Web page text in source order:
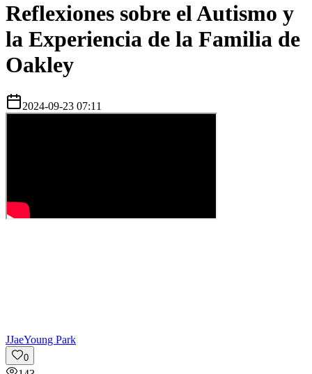
Reflexiones sobre el Autismo y
la Experiencia de la Familia de
Oakley
2024-09-23 07:11
JJaeYoung Park
0